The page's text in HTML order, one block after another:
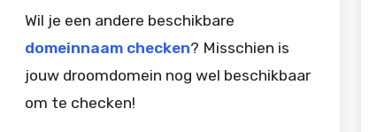
Wil je een andere beschikbare
domeinnaam checken? Misschien is
jouw droomdomein nog wel beschikbaar
om te checken!